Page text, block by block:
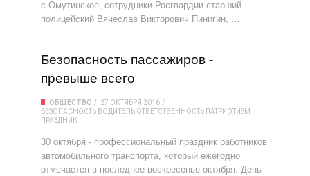
с.Омутинское, сотрудники Росгвардии старший
полицейский Вячеслав Викторович Пинигин, …
Безопасность пассажиров -
превыше всего
ОБЩЕСТВО
27 ОКТЯБРЯ 2016
БЕЗОПАСНОСТЬ ВОДИТЕЛЬ ОТВЕТСТВЕННОСТЬ ПАТРИОТИЗМ
ПРАЗДНИК
30 октября - профессиональный праздник работников
автомобильного транспорта, который ежегодно
отмечается в последнее воскресенье октября. День